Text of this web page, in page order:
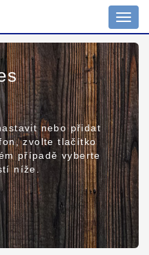
nebo přidat
zvolte tlačítko
případě vyberte
níže.